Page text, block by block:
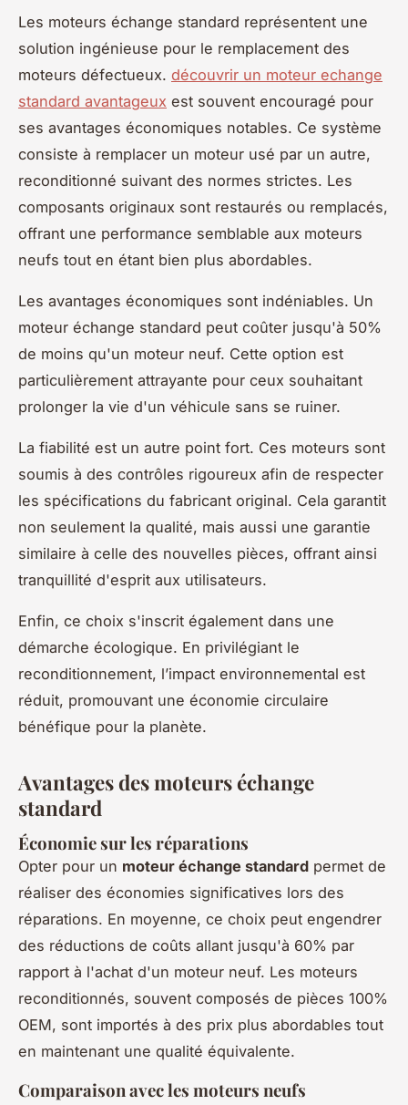
Les moteurs échange standard représentent une
solution ingénieuse pour le remplacement des
moteurs défectueux. découvrir un moteur echange
standard avantageux est souvent encouragé pour
ses avantages économiques notables. Ce système
consiste à remplacer un moteur usé par un autre,
reconditionné suivant des normes strictes. Les
composants originaux sont restaurés ou remplacés,
offrant une performance semblable aux moteurs
neufs tout en étant bien plus abordables.
Les avantages économiques sont indéniables. Un
moteur échange standard peut coûter jusqu'à 50%
de moins qu'un moteur neuf. Cette option est
particulièrement attrayante pour ceux souhaitant
prolonger la vie d'un véhicule sans se ruiner.
La fiabilité est un autre point fort. Ces moteurs sont
soumis à des contrôles rigoureux afin de respecter
les spécifications du fabricant original. Cela garantit
non seulement la qualité, mais aussi une garantie
similaire à celle des nouvelles pièces, offrant ainsi
tranquillité d'esprit aux utilisateurs.
Enfin, ce choix s'inscrit également dans une
démarche écologique. En privilégiant le
reconditionnement, l’impact environnemental est
réduit, promouvant une économie circulaire
bénéfique pour la planète.
Avantages des moteurs échange
standard
Économie sur les réparations
Opter pour un moteur échange standard permet de
réaliser des économies significatives lors des
réparations. En moyenne, ce choix peut engendrer
des réductions de coûts allant jusqu'à 60% par
rapport à l'achat d'un moteur neuf. Les moteurs
reconditionnés, souvent composés de pièces 100%
OEM, sont importés à des prix plus abordables tout
en maintenant une qualité équivalente.
Comparaison avec les moteurs neufs